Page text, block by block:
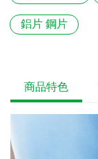
鋁片 鋼片
商品特色